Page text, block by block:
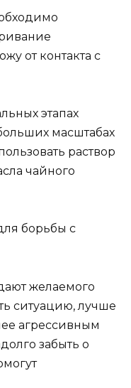
от контакта с
этапах
масштабах
раствор
чайного
борьбы с
желаемого
ситуацию, лучше
агрессивным
забыть о